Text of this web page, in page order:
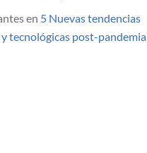
en 5 Nuevas tendencias
tecnológicas post-pandemia